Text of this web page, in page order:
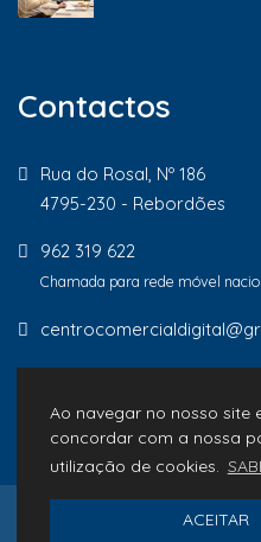
Ao navegar no nosso site
concordar com a nossa
utilização de cookies.
ACEITAR
Contactos
Rua do Rosal, Nº 186
4795-230 - Rebordões
962 319 622
Chamada para rede móvel
© 2026 Lojas de Proximidade